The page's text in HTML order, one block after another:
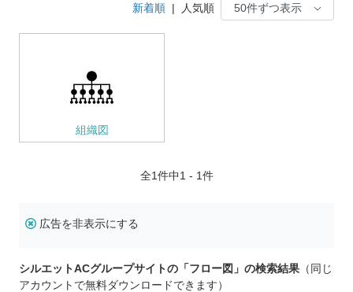
新着順 | 人気順
組織図
全1件中1 - 1件
広告を非表示にする
シルエットACグループサイトの「フロー図」の検索結果 （同じ
アカウントで無料ダウンロードできます）